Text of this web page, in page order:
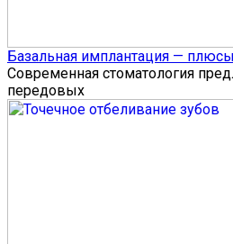
Базальная имплантация —
Современная стоматология
передовых